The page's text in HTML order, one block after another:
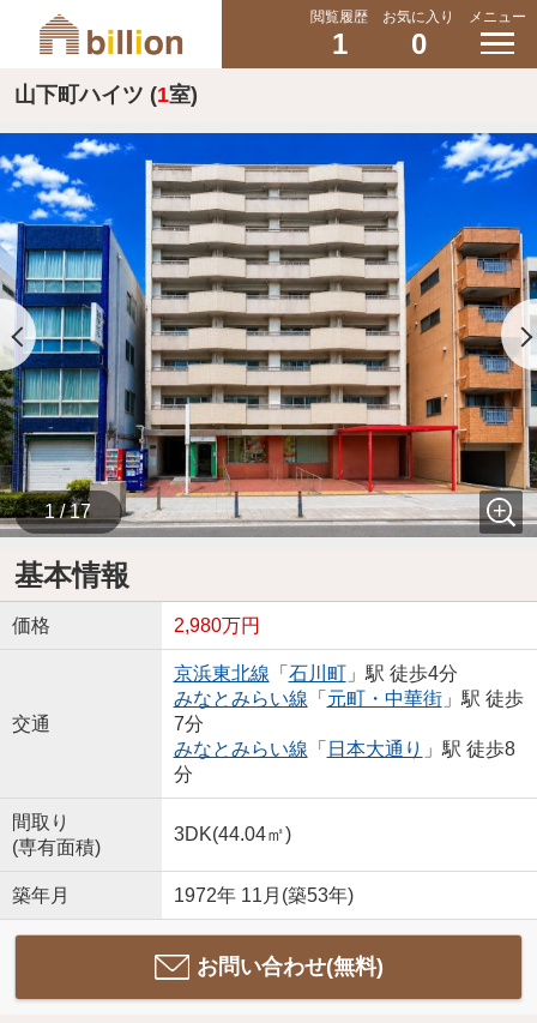
閲覧履歴
1
お気に入り
0
メニュー
山下町ハイツ (1室)
1 / 17
基本情報
価格 2,980万円
交通
京浜東北線 「 石川町」駅 徒歩4分
みなとみらい線 「 元町・中華街」駅 徒歩
7分
みなとみらい線 「 日本大通り 」駅 徒歩8
分
間取り
(専有面積)
3DK(44.04㎡)
築年月 1972年 11月(築53年)
お問い合わせ(無料)